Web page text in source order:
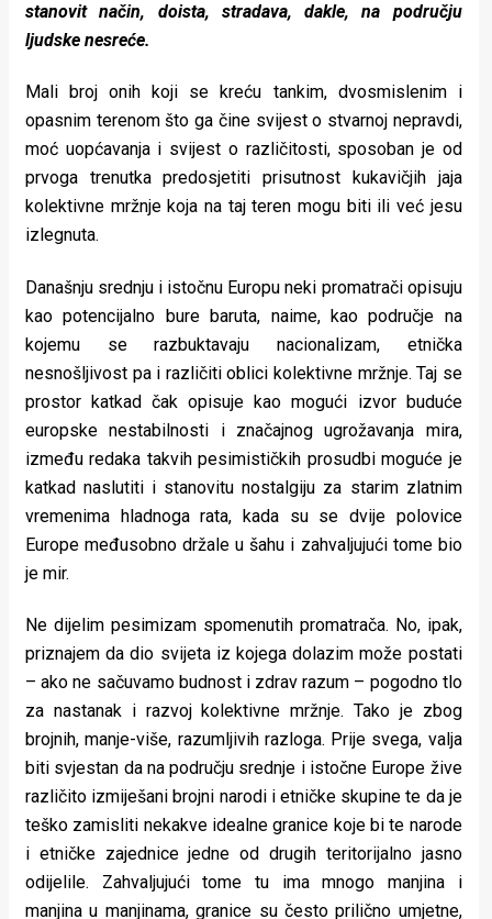
stanovit način, doista, stradava, dakle, na području
ljudske nesreće.
Mali broj onih koji se kreću tankim, dvosmislenim i
opasnim terenom što ga čine svijest o stvarnoj nepravdi,
moć uopćavanja i svijest o različitosti, sposoban je od
prvoga trenutka predosjetiti prisutnost kukavičjih jaja
kolektivne mržnje koja na taj teren mogu biti ili već jesu
izlegnuta.
Današnju srednju i istočnu Europu neki promatrači opisuju
kao potencijalno bure baruta, naime, kao područje na
kojemu se razbuktavaju nacionalizam, etnička
nesnošljivost pa i različiti oblici kolektivne mržnje. Taj se
prostor katkad čak opisuje kao mogući izvor buduće
europske nestabilnosti i značajnog ugrožavanja mira,
između redaka takvih pesimističkih prosudbi moguće je
katkad naslutiti i stanovitu nostalgiju za starim zlatnim
vremenima hladnoga rata, kada su se dvije polovice
Europe međusobno držale u šahu i zahvaljujući tome bio
je mir.
Ne dijelim pesimizam spomenutih promatrača. No, ipak,
priznajem da dio svijeta iz kojega dolazim može postati
– ako ne sačuvamo budnost i zdrav razum – pogodno tlo
za nastanak i razvoj kolektivne mržnje. Tako je zbog
brojnih, manje-više, razumljivih razloga. Prije svega, valja
biti svjestan da na području srednje i istočne Europe žive
različito izmiješani brojni narodi i etničke skupine te da je
teško zamisliti nekakve idealne granice koje bi te narode
i etničke zajednice jedne od drugih teritorijalno jasno
odijelile. Zahvaljujući tome tu ima mnogo manjina i
manjina u manjinama, granice su često prilično umjetne,